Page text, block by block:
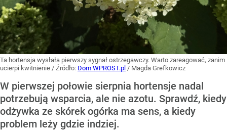
Ta hortensja wysłała pierwszy sygnał ostrzegawczy. Warto zareagować, zanim
ucierpi kwitnienie / Źródło: Dom WPROST.pl / Magda Grefkowicz
W pierwszej połowie sierpnia hortensje nadal
potrzebują wsparcia, ale nie azotu. Sprawdź, kiedy
odżywka ze skórek ogórka ma sens, a kiedy
problem leży gdzie indziej.